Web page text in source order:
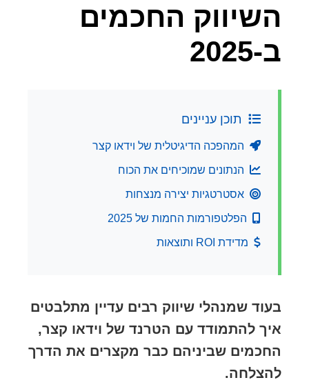
השיווק החכמים
ב-2025
תוכן עניינים
המהפכה הדיגיטלית של וידאו קצר
הנתונים שמוכיחים את הכוח
אסטרטגיות יצירה מנצחות
הפלטפורמות החמות של 2025
מדידת ROI ותוצאות
בעוד שמנהלי שיווק רבים עדיין מתלבטים
איך להתמודד עם הטרנד של וידאו קצר,
החכמים שביניהם כבר מקצרים את הדרך
להצלחה.